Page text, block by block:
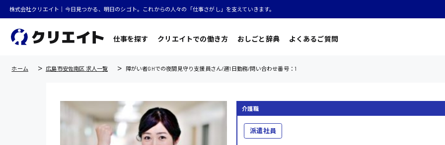
株式会社クリエイト｜今日見つかる、明日のシゴト。これからの人々の「仕事さがし」を支えていきます。
仕事を探す クリエイトでの働き方 おしごと辞典 よくあるご質問
ホーム 広島市安佐南区 求人一覧 障がい者GHでの夜間見守り支援員さん/週1日勤務/問い合わせ番号：1
介護職
派遣社員